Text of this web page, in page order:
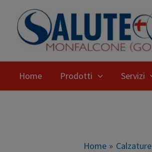
Home Prodotti Servizi
Home Calzature